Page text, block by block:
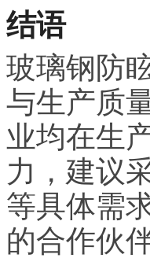
结语
玻璃钢防
与生产质
业均在生
力，建议
等具体需
的合作伙伴